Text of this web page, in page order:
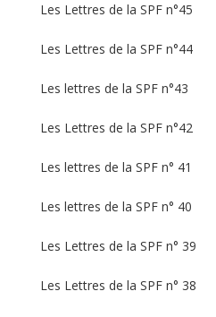
Les Lettres de la SPF n°45
Les Lettres de la SPF n°44
Les lettres de la SPF n°43
Les Lettres de la SPF n°42
Les lettres de la SPF n° 41
Les lettres de la SPF n° 40
Les Lettres de la SPF n° 39
Les Lettres de la SPF n° 38